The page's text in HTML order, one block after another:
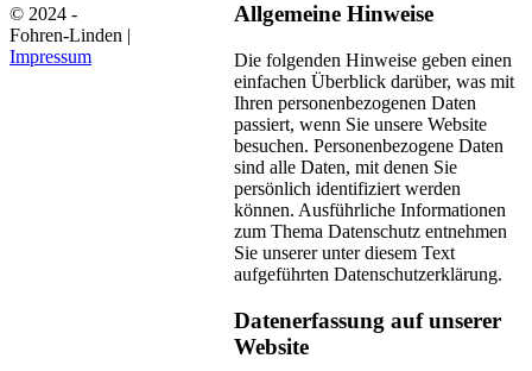
Allgemeine Hinweise
Die folgenden Hinweise geben einen
einfachen Überblick darüber, was mit
Ihren personenbezogenen Daten
passiert, wenn Sie unsere Website
besuchen. Personenbezogene Daten
sind alle Daten, mit denen Sie
persönlich identifiziert werden
können. Ausführliche Informationen
zum Thema Datenschutz entnehmen
Sie unserer unter diesem Text
aufgeführten Datenschutzerklärung.
Datenerfassung auf unserer
Website
© 2024 -
Fohren-Linden |
Impressum